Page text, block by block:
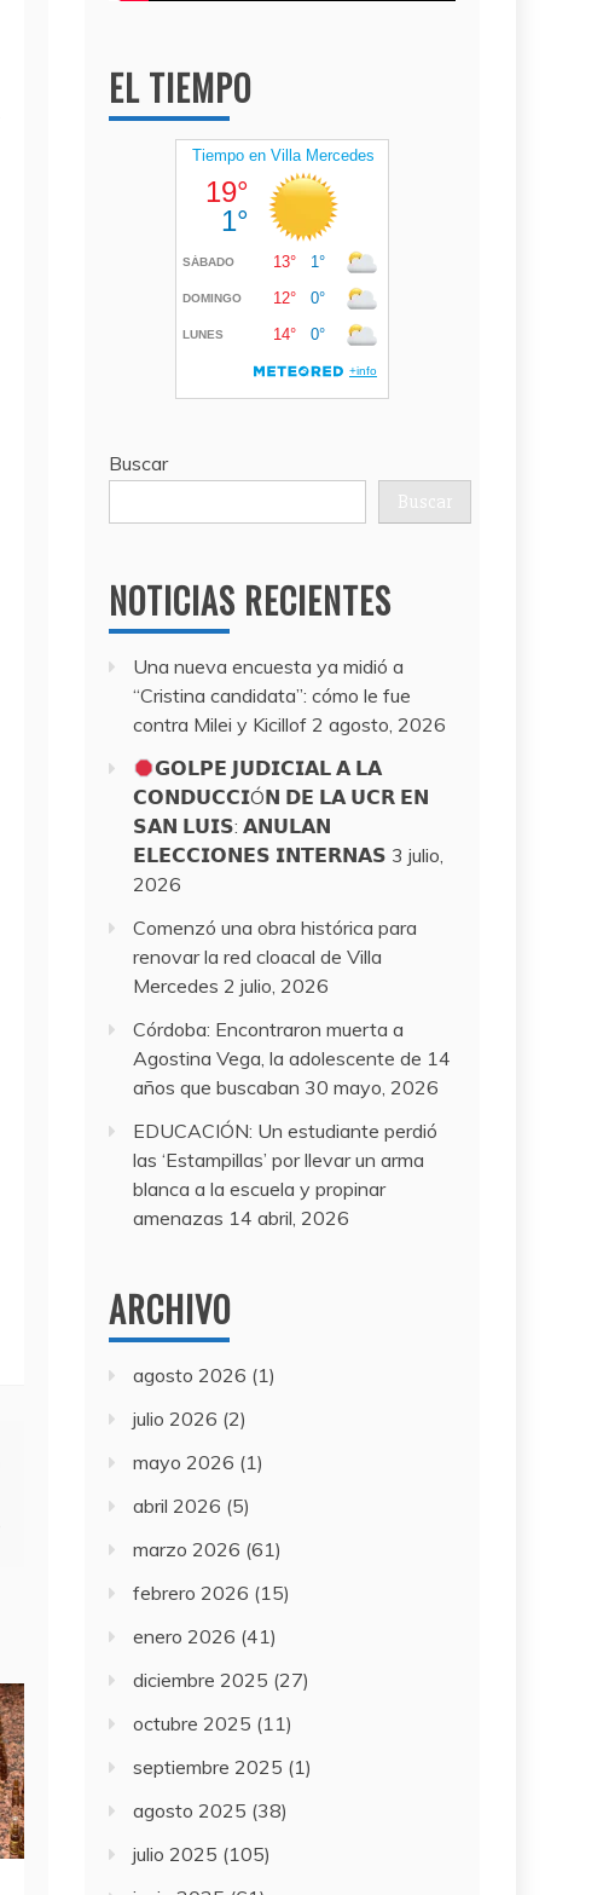
EL TIEMPO
Buscar
Buscar
NOTICIAS RECIENTES
Una nueva encuesta ya midió a
“Cristina candidata”: cómo le fue
contra Milei y Kicillof 2 agosto, 2026
𝗚𝗢𝗟𝗣𝗘 𝗝𝗨𝗗𝗜𝗖𝗜𝗔𝗟 𝗔 𝗟𝗔
𝗖𝗢𝗡𝗗𝗨𝗖𝗖𝗜Ó𝗡 𝗗𝗘 𝗟𝗔 𝗨𝗖𝗥 𝗘𝗡
𝗦𝗔𝗡 𝗟𝗨𝗜𝗦: 𝗔𝗡𝗨𝗟𝗔𝗡
𝗘𝗟𝗘𝗖𝗖𝗜𝗢𝗡𝗘𝗦 𝗜𝗡𝗧𝗘𝗥𝗡𝗔𝗦 3 julio,
2026
Comenzó una obra histórica para
renovar la red cloacal de Villa
Mercedes 2 julio, 2026
Córdoba: Encontraron muerta a
Agostina Vega, la adolescente de 14
años que buscaban 30 mayo, 2026
EDUCACIÓN: Un estudiante perdió
las ‘Estampillas’ por llevar un arma
blanca a la escuela y propinar
amenazas 14 abril, 2026
ARCHIVO
agosto 2026 (1)
julio 2026 (2)
mayo 2026 (1)
abril 2026 (5)
marzo 2026 (61)
febrero 2026 (15)
enero 2026 (41)
diciembre 2025 (27)
octubre 2025 (11)
septiembre 2025 (1)
agosto 2025 (38)
julio 2025 (105)